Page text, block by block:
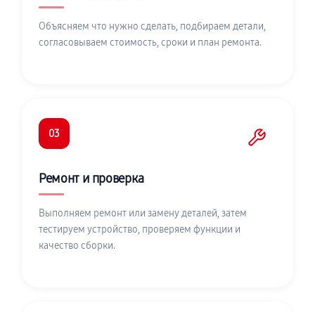
Объясняем что нужно сделать, подбираем детали,
согласовываем стоимость, сроки и план ремонта.
03
Ремонт и проверка
Выполняем ремонт или замену деталей, затем
тестируем устройство, проверяем функции и
качество сборки.